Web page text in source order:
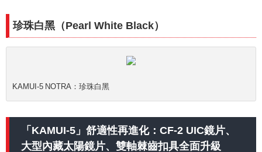
珍珠白黑（Pearl White Black）
KAMUI-5 NOTRA：珍珠白黑
「KAMUI-5」舒適性再進化：CF-2 UIC鏡片、
大型內藏太陽鏡片、雙軸棘齒扣具全面升級